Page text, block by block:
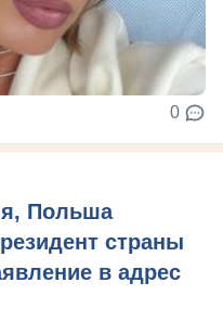
0
Польша
страны
в адрес